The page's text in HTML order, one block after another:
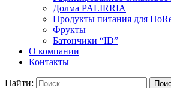
Долма PALIRRIA
Продукты питания для
Фрукты
Батончики “ID”
О компании
Контакты
Найти: